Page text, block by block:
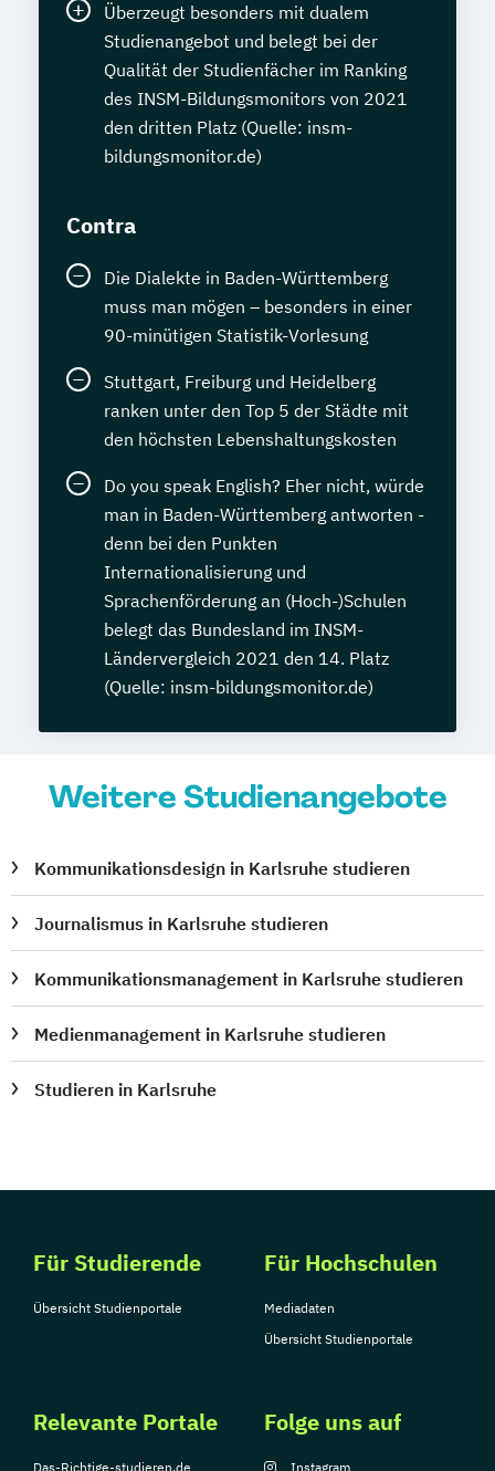
Überzeugt besonders mit dualem
Studienangebot und belegt bei der
Qualität der Studienfächer im Ranking
des INSM-Bildungsmonitors von 2021
den dritten Platz (Quelle: insm-
bildungsmonitor.de)
Contra
Die Dialekte in Baden-Württemberg
muss man mögen – besonders in einer
90-minütigen Statistik-Vorlesung
Stuttgart, Freiburg und Heidelberg
ranken unter den Top 5 der Städte mit
den höchsten Lebenshaltungskosten
Do you speak English? Eher nicht, würde
man in Baden-Württemberg antworten -
denn bei den Punkten
Internationalisierung und
Sprachenförderung an (Hoch-)Schulen
belegt das Bundesland im INSM-
Ländervergleich 2021 den 14. Platz
(Quelle: insm-bildungsmonitor.de)
Weitere Studienangebote
Kommunikationsdesign in Karlsruhe studieren
Journalismus in Karlsruhe studieren
Kommunikationsmanagement in Karlsruhe studieren
Medienmanagement in Karlsruhe studieren
Studieren in Karlsruhe
Für Studierende
Übersicht Studienportale
Für Hochschulen
Mediadaten
Übersicht Studienportale
Relevante Portale
Das-Richtige-studieren.de
Folge uns auf
Instagram